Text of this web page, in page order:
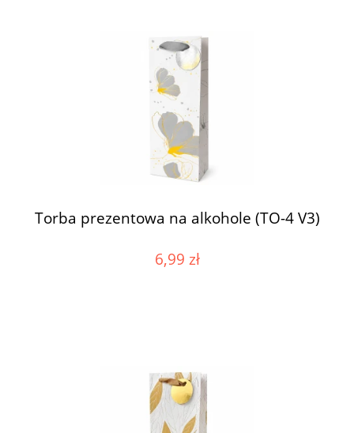
Torba prezentowa na alkohole (TO-4 V3)
6,99 zł